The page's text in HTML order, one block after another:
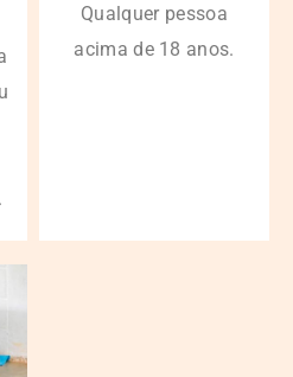
Qualquer pessoa
acima de 18 anos.